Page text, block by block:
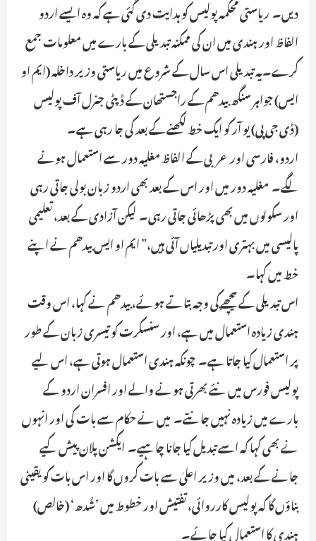
دیں۔ ریاستی محکمہ پولیس کو ہدایت دی گئی ہے کہ وہ ایسے اردو
الفاظ اور ہندی میں ان کی ممکنہ تبدیلی کے بارے میں معلومات جمع
کرے۔یہ تبدیلی اس سال کے شروع میں ریاستی وزیر داخلہ (ایم او
ایس) جواہر سنگھ بیدھم کے راجستھان کے ڈپٹی جنرل آف پولیس
(ڈی جی پی) یو آر کو ایک خط لکھنے کے بعد کی جا رہی ہے۔
اردو، فارسی اور عربی کے الفاظ مغلیہ دور سے استعمال ہونے
لگے۔ مغلیہ دور میں اور اس کے بعد بھی اردو زبان بولی جاتی رہی
اور سکولوں میں بھی پڑھائی جاتی رہی۔ لیکن آزادی کے بعد، تعلیمی
پالیسی میں بہتری اور تبدیلیاں آئی ہیں،” ایم او ایس بیدھم نے اپنے
خط میں کہا۔
اس تبدیلی کے پیچھے کی وجہ بتاتے ہوئے، بیدھم نے کہا، اس وقت
ہندی زیادہ استعمال میں ہے، اور سنسکرت کو تیسری زبان کے طور
پر استعمال کیا جاتا ہے۔ چونکہ ہندی استعمال ہوتی ہے، اس لیے
پولیس فورس میں نئے بھرتی ہونے والے اور افسران اردو کے
بارے میں زیادہ نہیں جانتے۔ میں نے حکام سے بات کی اور انہوں
نے بھی کہا کہ اسے تبدیل کیا جانا چاہیے۔ ایکشن پلان پیش کیے
جانے کے بعد، میں وزیر اعلیٰ سے بات کروں گا اور اس بات کو یقینی
بناؤں گا کہ پولیس کارروائی، تفتیش اور خطوط میں ’شُدھ‘ (خالص)
ہندی کا استعمال کیا جائے۔